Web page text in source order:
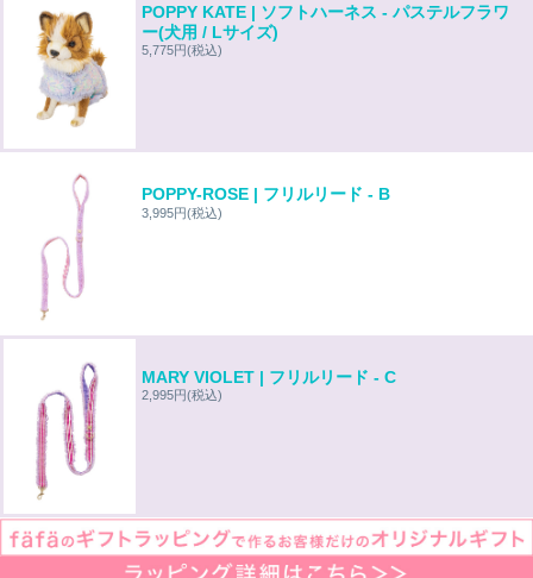
POPPY KATE | ソフトハーネス - パステルフラワ
ー(犬用 / Lサイズ)
5,775円(税込)
POPPY-ROSE | フリルリード - B
3,995円(税込)
MARY VIOLET | フリルリード - C
2,995円(税込)